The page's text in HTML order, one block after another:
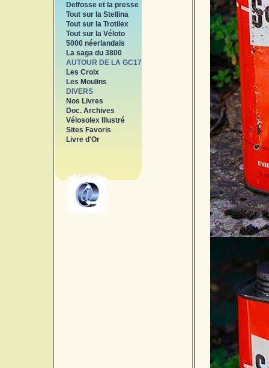
Delfosse et la presse
Tout sur la Stellina
Tout sur la Trotilex
Tout sur la Véloto
5000 néerlandais
La saga du 3800
AUTOUR DE LA GC17
Les Croix
Les Moulins
DIVERS
Nos Livres
Doc. Archives
Vélosolex Illustré
Sites Favoris
Livre d'Or